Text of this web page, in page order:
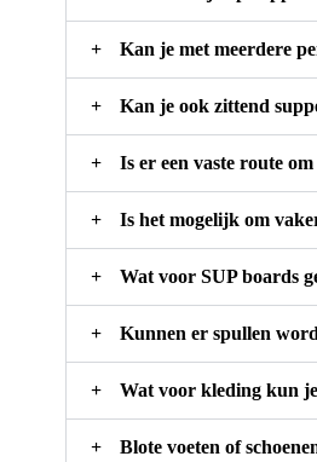
Kan je met meerdere
Kan je ook zittend
Is er een vaste route
Is het mogelijk om
Wat voor SUP boards
Kunnen er spullen
Wat voor kleding kun
Blote voeten of